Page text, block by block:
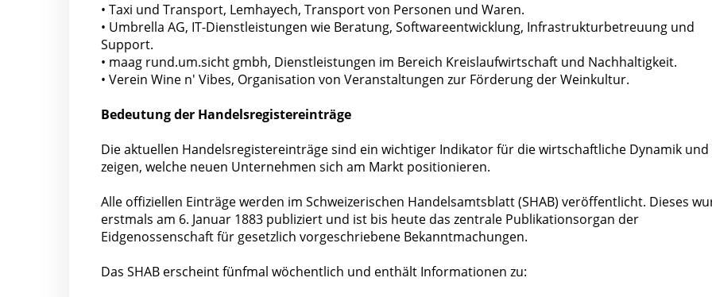
• Taxi und Transport, Lemhayech, Transport von Personen und Waren.
• Umbrella AG, IT-Dienstleistungen wie Beratung, Softwareentwicklung, Infrastrukturbetreuung und
Support.
• maag rund.um.sicht gmbh, Dienstleistungen im Bereich Kreislaufwirtschaft und Nachhaltigkeit.
• Verein Wine n' Vibes, Organisation von Veranstaltungen zur Förderung der Weinkultur.
Bedeutung der Handelsregistereinträge
Die aktuellen Handelsregistereinträge sind ein wichtiger Indikator für die wirtschaftliche Dynamik und
zeigen, welche neuen Unternehmen sich am Markt positionieren.
Alle offiziellen Einträge werden im Schweizerischen Handelsamtsblatt (SHAB) veröffentlicht. Dieses
erstmals am 6. Januar 1883 publiziert und ist bis heute das zentrale Publikationsorgan der
Eidgenossenschaft für gesetzlich vorgeschriebene Bekanntmachungen.
Das SHAB erscheint fünfmal wöchentlich und enthält Informationen zu: